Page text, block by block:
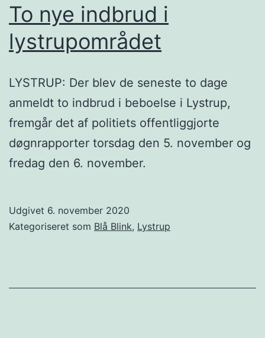
To nye indbrud i
lystrupområdet
LYSTRUP: Der blev de seneste to dage
anmeldt to indbrud i beboelse i Lystrup,
fremgår det af politiets offentliggjorte
døgnrapporter torsdag den 5. november og
fredag den 6. november.
Udgivet 6. november 2020
Kategoriseret som Blå Blink, Lystrup